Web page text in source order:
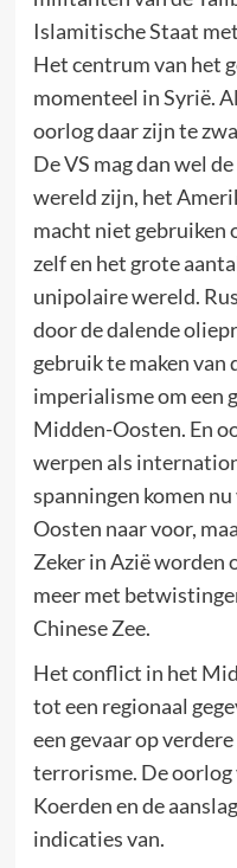
Islamitische Staat
Het centrum van het
momenteel in Syrië.
oorlog daar zijn te
De VS mag dan wel
wereld zijn, het
macht niet gebruiken
zelf en het grote
unipolaire wereld.
door de dalende
gebruik te maken van
imperialisme om een
Midden-Oosten. En
werpen als
spanningen komen
Oosten naar voor,
Zeker in Azië worden
meer met
Chinese Zee.
Het conflict in het
tot een regionaal
een gevaar op
terrorisme. De oorlog
Koerden en de
indicaties van.